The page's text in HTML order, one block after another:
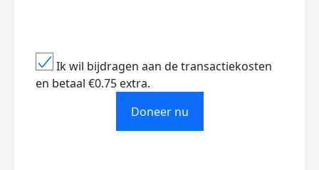
Ik wil bijdragen aan de transactiekosten
en betaal €0.75 extra.
Doneer nu